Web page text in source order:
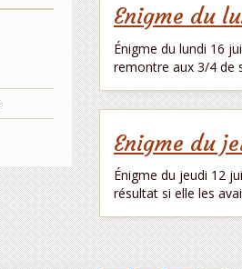
Enigme du
Énigme du lundi 16
remontre aux 3/4 de
Enigme du
Énigme du jeudi 12
résultat si elle les